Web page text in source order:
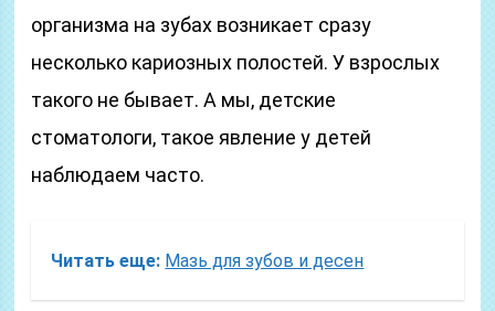
организма на зубах возникает сразу
несколько кариозных полостей. У взрослых
такого не бывает. А мы, детские
стоматологи, такое явление у детей
наблюдаем часто.
Читать еще: Мазь для зубов и десен